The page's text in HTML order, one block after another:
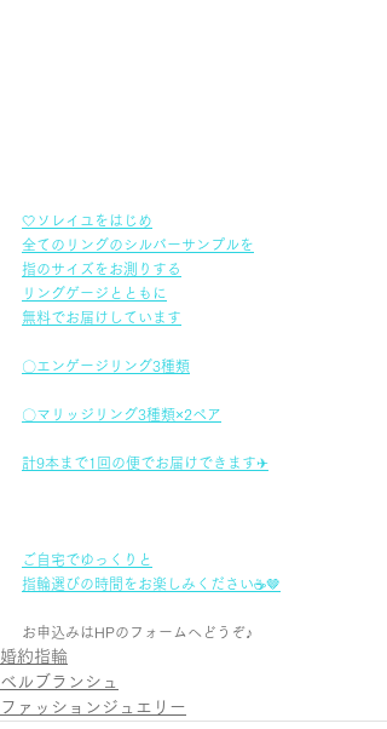
🤍ソレイユをはじめ
全てのリングのシルバーサンプルを
指のサイズをお測りする
リングゲージとともに
無料でお届けしています
〇エンゲージリング3種類
〇マリッジリング3種類×2ペア
計9本まで1回の便でお届けできます✈
ご自宅でゆっくりと
指輪選びの時間をお楽しみください☕🤎
お申込みはHPのフォームへどうぞ♪
婚約指輪
ベルブランシュ
ファッションジュエリー